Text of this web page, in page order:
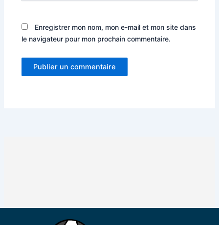
Enregistrer mon nom, mon e-mail et mon site dans
le navigateur pour mon prochain commentaire.